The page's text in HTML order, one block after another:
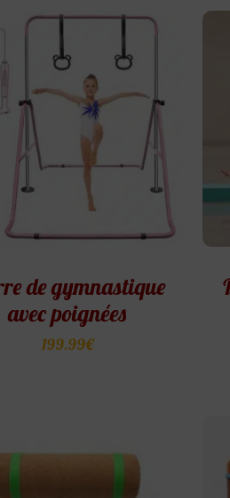
de gymnastique
avec poignées
199.99€